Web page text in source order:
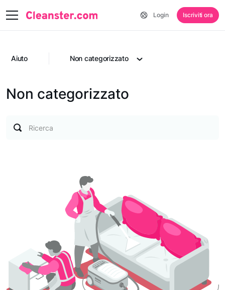
Login Iscriviti ora
Aiuto Non categorizzato
Non categorizzato
Ricerca